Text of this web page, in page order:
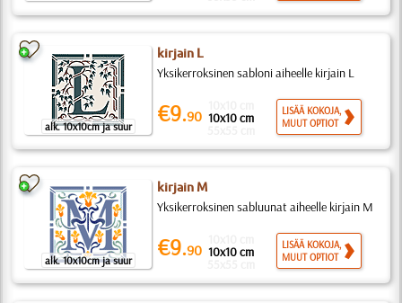
alk. 10x10cm ja suur
kirjain L
Yksikerroksinen sabloni aiheelle kirjain L
€9.90 10x10 cm
LISÄÄ KOKOJA,
MUUT OPTIOT
alk. 10x10cm ja suur
kirjain M
Yksikerroksinen sabluunat aiheelle kirjain M
€9.90 10x10 cm
LISÄÄ KOKOJA,
MUUT OPTIOT